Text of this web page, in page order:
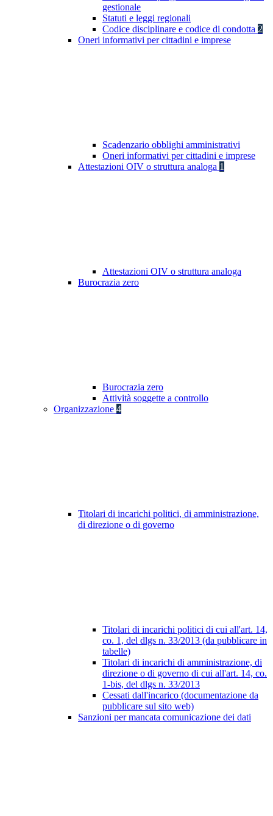
gestionale
Statuti e leggi regionali
Codice disciplinare e codice di condotta 2
Oneri informativi per cittadini e imprese
Scadenzario obblighi amministrativi
Oneri informativi per cittadini e imprese
Attestazioni OIV o struttura analoga 1
Attestazioni OIV o struttura analoga
Burocrazia zero
Burocrazia zero
Attività soggette a controllo
Organizzazione 4
Titolari di incarichi politici, di amministrazione,
di direzione o di governo
Titolari di incarichi politici di cui all'art. 14,
co. 1, del dlgs n. 33/2013 (da pubblicare in
tabelle)
Titolari di incarichi di amministrazione, di
direzione o di governo di cui all'art. 14, co.
1-bis, del dlgs n. 33/2013
Cessati dall'incarico (documentazione da
pubblicare sul sito web)
Sanzioni per mancata comunicazione dei dati